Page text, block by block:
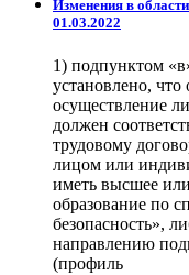
Изменения в
01.03.2022
1) подпунктом
установлено, что
осуществление
должен
трудовому
лицом или
иметь высшее
образование по
безопасность»,
направлению
(профиль